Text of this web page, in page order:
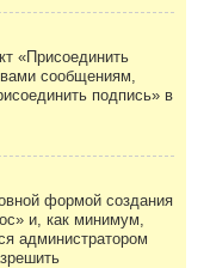
«Присоединить
сообщениям,
подпись» в
формой создания
и, как минимум,
администратором